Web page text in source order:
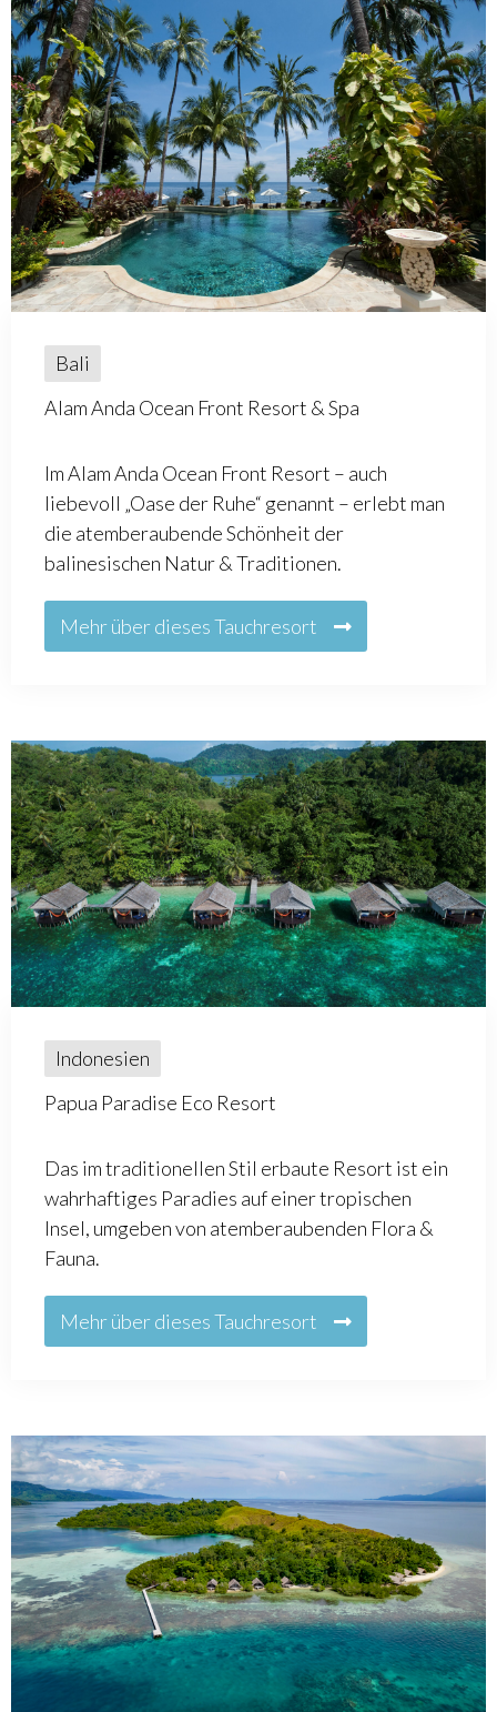
Bali
Alam Anda Ocean Front Resort & Spa
Im Alam Anda Ocean Front Resort – auch
liebevoll „Oase der Ruhe“ genannt – erlebt man
die atemberaubende Schönheit der
balinesischen Natur & Traditionen.
Mehr über dieses Tauchresort
Indonesien
Papua Paradise Eco Resort
Das im traditionellen Stil erbaute Resort ist ein
wahrhaftiges Paradies auf einer tropischen
Insel, umgeben von atemberaubenden Flora &
Fauna.
Mehr über dieses Tauchresort